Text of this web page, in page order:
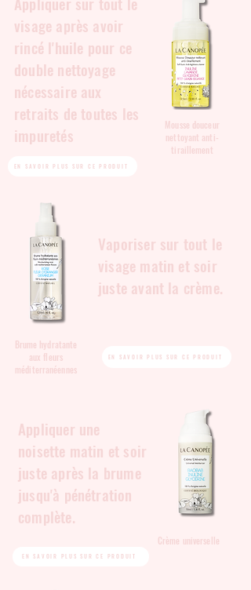
visage après avoir
rincé l'huile pour ce
double nettoyage
nécessaire aux
retraits de toutes les
impuretés
Mousse douceur
nettoyant anti-
tiraillement
EN SAVOIR PLUS SUR CE PRODUIT
Vaporiser sur tout le
visage matin et soir
juste avant la crème.
Brume hydratante
aux fleurs
méditerranéennes
EN SAVOIR PLUS SUR CE PRODUIT
Appliquer une
noisette matin et soir
juste après la brume
jusqu'à pénétration
complète.
Crème universelle
EN SAVOIR PLUS SUR CE PRODUIT